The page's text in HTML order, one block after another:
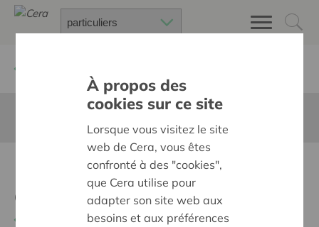
Natuurlijke schaduw +
afdak
À propos des
cookies sur ce site
Lorsque vous visitez le site
web de Cera, vous êtes
confronté à des "cookies",
que Cera utilise pour
adapter son site web aux
besoins et aux préférences